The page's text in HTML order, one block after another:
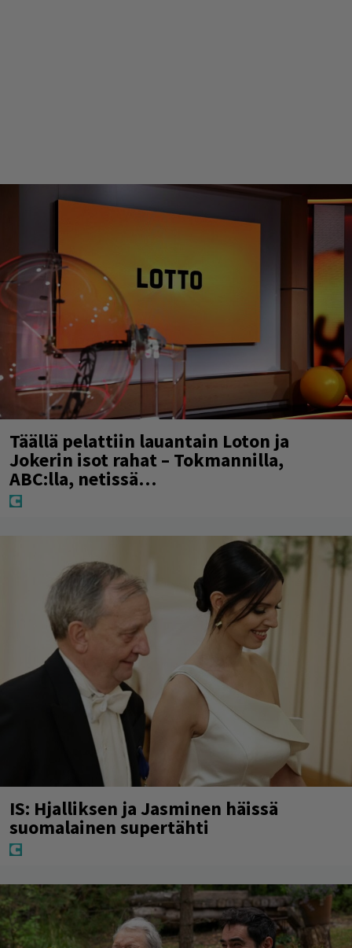
Täällä pelattiin lauantain Loton ja
Jokerin isot rahat – Tokmannilla,
ABC:lla, netissä…
IS: Hjalliksen ja Jasminen häissä
suomalainen supertähti